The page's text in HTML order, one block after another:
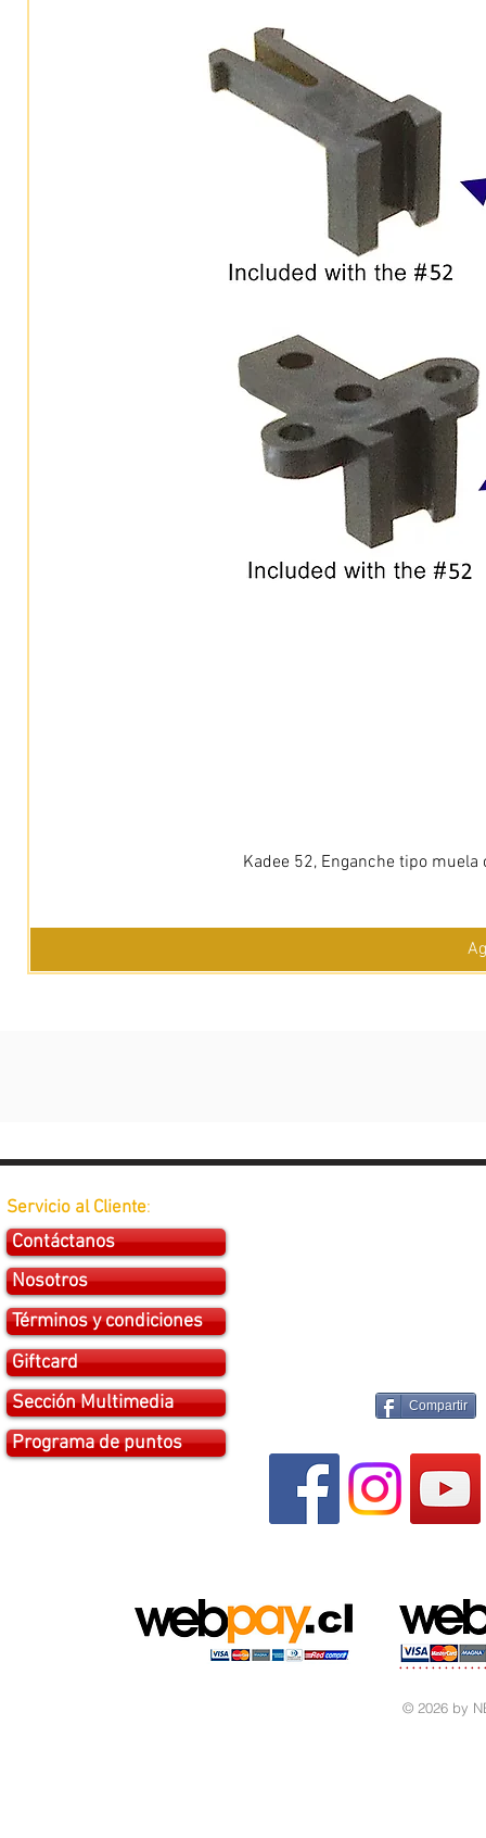
Kadee 52, Enganche tipo
Servicio al Cliente:
Contáctanos
Nosotros
Términos y condiciones
Giftcard
Sección Multimedia
Programa de puntos
Compartir
© 2026 by